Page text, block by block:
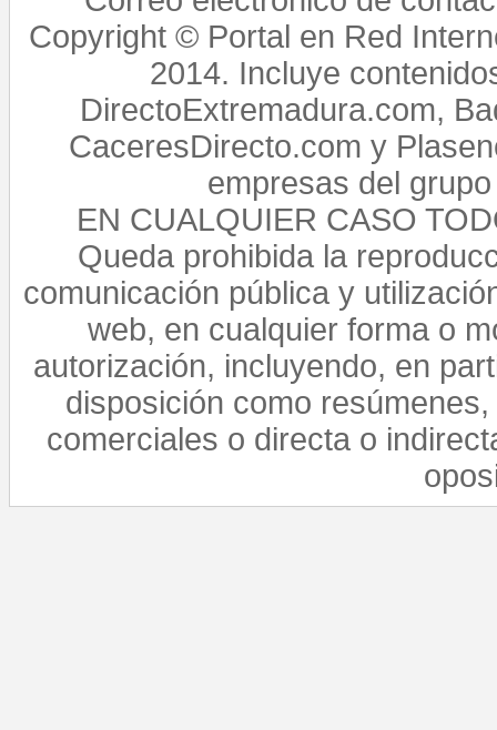
Copyright © Portal en Red
2014. Incluye
DirectoExtremadura.com,
CaceresDirecto.com y
empresas del
EN CUALQUIER CASO
Queda prohibida la
comunicación pública y
web, en cualquier forma o
autorización, incluyendo, en
disposición como
comerciales o directa o